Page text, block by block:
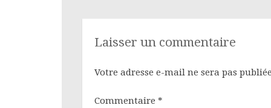
Laisser un commentaire
Votre adresse e-mail ne sera pas
Commentaire *